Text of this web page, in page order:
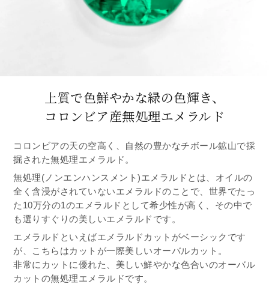
上質で色鮮やかな緑の色輝き、
コロンビア産無処理エメラルド
コロンビアの天の空高く、自然の豊かなチボール鉱山で採
掘された無処理エメラルド。
無処理(ノンエンハンスメント)エメラルドとは、オイルの
全く含浸がされていないエメラルドのことで、世界でたっ
た10万分の1のエメラルドとして希少性が高く、その中で
も選りすぐりの美しいエメラルドです。
エメラルドといえばエメラルドカットがベーシックです
が、こちらはカットが一際美しいオーバルカット。
非常にカットに優れた、美しい鮮やかな色合いのオーバル
カットの無処理エメラルドです。